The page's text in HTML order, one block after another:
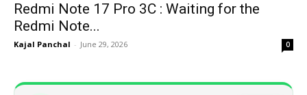
Redmi Note 17 Pro 3C : Waiting for the
Redmi Note...
Kajal Panchal - June 29, 2026 0